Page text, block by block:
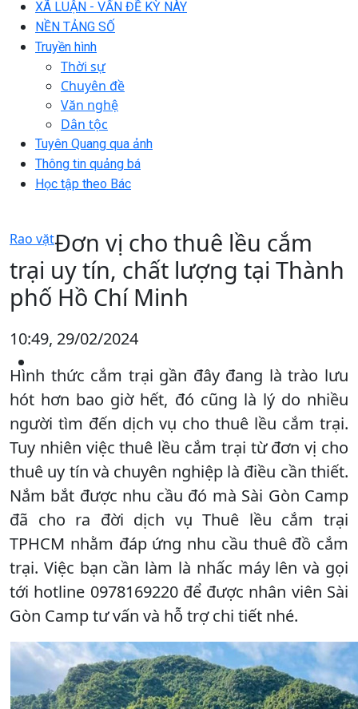
XÃ LUẬN - VẤN ĐỀ KỲ NÀY
NỀN TẢNG SỐ
Truyền hình
Thời sự
Chuyên đề
Văn nghệ
Dân tộc
Tuyên Quang qua ảnh
Thông tin quảng bá
Học tập theo Bác
Rao vặtĐơn vị cho thuê lều cắm
trại uy tín, chất lượng tại Thành
phố Hồ Chí Minh
10:49, 29/02/2024
Hình thức cắm trại gần đây đang là trào lưu
hót hơn bao giờ hết, đó cũng là lý do nhiều
người tìm đến dịch vụ cho thuê lều cắm trại.
Tuy nhiên việc thuê lều cắm trại từ đơn vị cho
thuê uy tín và chuyên nghiệp là điều cần thiết.
Nắm bắt được nhu cầu đó mà Sài Gòn Camp
đã cho ra đời dịch vụ Thuê lều cắm trại
TPHCM nhằm đáp ứng nhu cầu thuê đồ cắm
trại. Việc bạn cần làm là nhấc máy lên và gọi
tới hotline 0978169220 để được nhân viên Sài
Gòn Camp tư vấn và hỗ trợ chi tiết nhé.